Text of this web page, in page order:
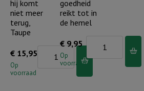
doop
(incl.
(incl.
cadeauverpakking)
hij komt
niet meer
terug,
Taupe
€ 15,95
Op
voorraad
Windlicht
goedheid
reikt tot in
de hemel
€ 9,95
Op
voorraad
Stompkaars